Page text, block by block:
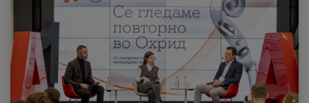
МК SQ
Приватни Деловни